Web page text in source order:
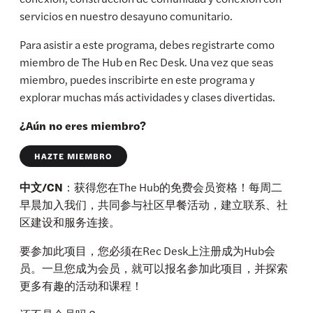
servicios en nuestro desayuno comunitario.
Para asistir a este programa, debes registrarte como
miembro de The Hub en Rec Desk. Una vez que seas
miembro, puedes inscribirte en este programa y
explorar muchas más actividades y clases divertidas.
¿Aún no eres miembro?
HAZTE MIEMBRO
中文/CN ：获得您在The Hub的免费会员资格！每周二
早晨加入我们，共同参与社区早餐活动，建立联系、社
区建设和服务连接。
要参加此项目，您必须在Rec Desk上注册成为Hub会
员。一旦您成为会员，就可以报名参加此项目，并探索
更多有趣的活动和课程！